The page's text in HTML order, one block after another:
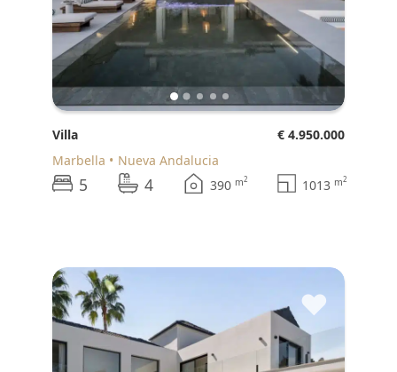
Villa
€ 4.950.000
Marbella
Nueva Andalucia
5 4 390 m2 1013 m2
♥